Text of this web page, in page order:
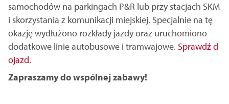
samochodów na parkingach P&R lub przy stacjach SKM
i skorzystania z komunikacji miejskiej. Specjalnie na tę
okazję wydłużono rozkłady jazdy oraz uruchomiono
dodatkowe linie autobusowe i tramwajowe. Sprawdź d
ojazd.
Zapraszamy do wspólnej zabawy!